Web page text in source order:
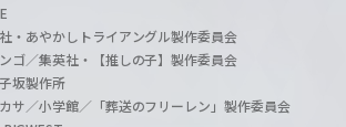
・あやかしトライアングル製作委員会
／集英社・【推しの子】製作委員会
坂製作所
サ／小学館／「葬送のフリーレン」製作委員会